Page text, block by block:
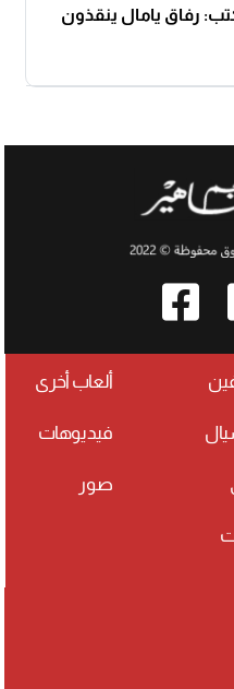
رفاق يامال ينقذون
ألعاب أخرى
فيديوهات
صور